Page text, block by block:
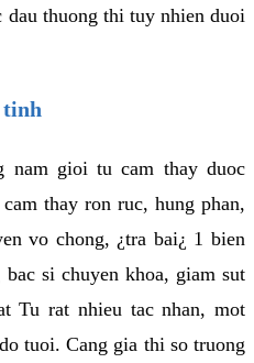
thuong thi tuy nhien duoi
tinh
nam gioi tu cam thay duoc
thay ron ruc, hung phan,
vo chong, ¿tra bai¿ 1 bien
si chuyen khoa, giam sut
Tu rat nhieu tac nhan, mot
tuoi. Cang gia thi so truong